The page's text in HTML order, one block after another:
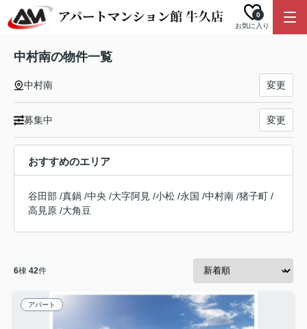
お気に入り
0
中村南の物件一覧
中村南 変更
募集中 変更
おすすめのエリア
谷田部 /真鍋 /中央 /大字阿見 /小松 /永国 /中村南 /猪子町 /
高見原 /大角豆
6棟 42件
アパート